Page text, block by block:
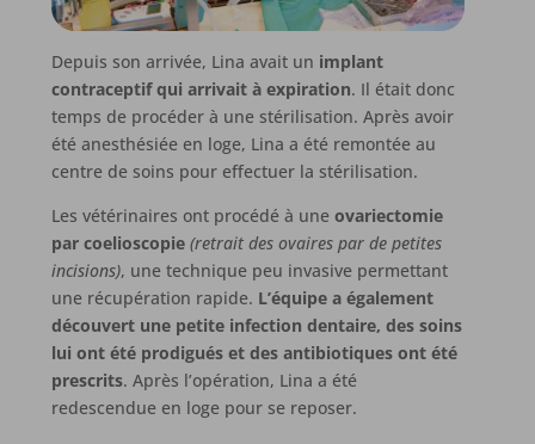
Depuis son arrivée, Lina avait un implant
contraceptif qui arrivait à expiration. Il était donc
temps de procéder à une stérilisation. Après avoir
été anesthésiée en loge, Lina a été remontée au
centre de soins pour effectuer la stérilisation.
Les vétérinaires ont procédé à uneovariectomie
par coelioscopie(retrait des ovaires par de petites
incisions), une technique peu invasive permettant
une récupération rapide. L’équipe a également
découvert une petite infection dentaire, des soins
lui ont été prodigués et des antibiotiques ont été
prescrits. Après l’opération, Lina a été
redescendue en loge pour se reposer.